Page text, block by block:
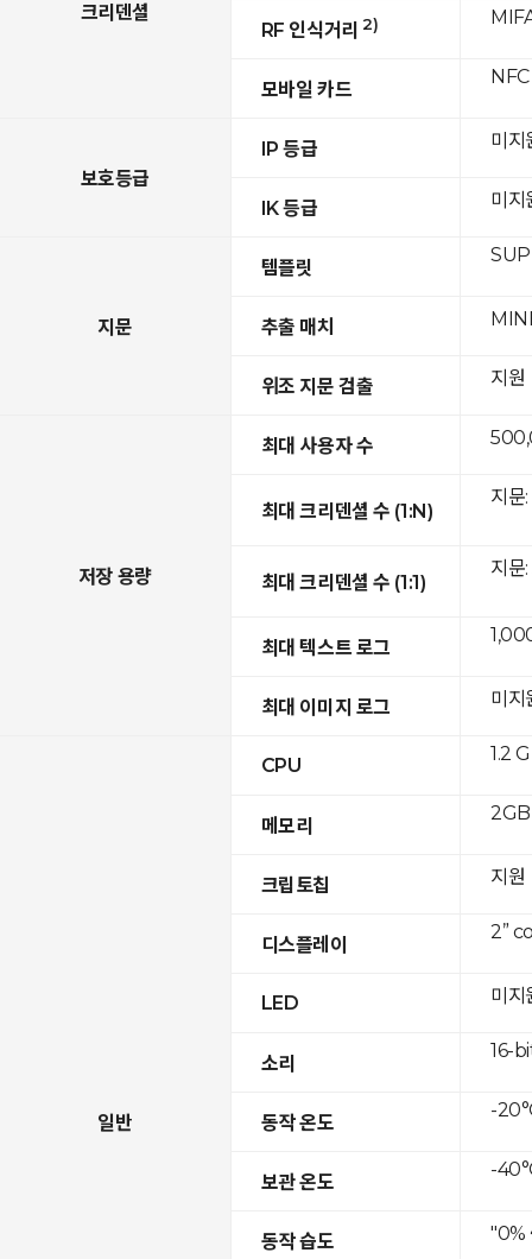
크리덴셜
RF 인식거리 2)
모바일 카드
보호등급
IP 등급
IK 등급
지문
템플릿
추출 매치
위조 지문 검출
저장 용량
최대 사용자 수
최대 크리덴셜 수 (1:N)
최대 크리덴셜 수 (1:1)
최대 텍스트 로그
최대 이미지 로그
일반
CPU
메모리
크립토칩
디스플레이
LED
소리
동작 온도
보관 온도
동작 습도
NFC
미지
미지
지원
지
지
미지
1.2
지원
2”
미지
16-
-
-
"0%